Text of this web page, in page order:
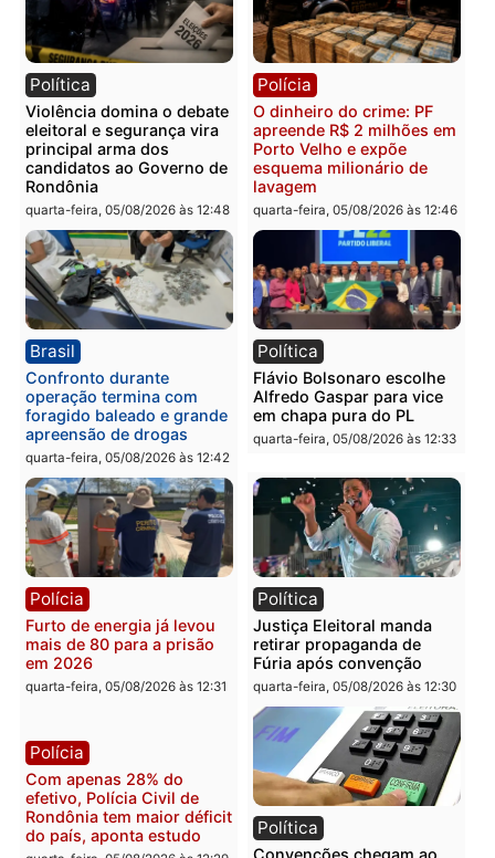
Política
Jônatas França é aprovado
na convenção e
confirmado candidato a
deputado federal pelo
Republicanos
quarta-feira, 05/08/2026 às 15:52
Brasil
TCE reúne candidatos ao
Governo e apresenta
diagnóstico que pode
mudar os rumos de
Rondônia
quarta-feira, 05/08/2026 às
Política
Violência domina o debate
eleitoral e segurança vira
principal arma dos
candidatos ao Governo de
Rondônia
quarta-feira, 05/08/2026 às 12:48
Polícia
O dinheiro do crime: PF
apreende R$ 2 milhões
Porto Velho e expõe
esquema milionário de
lavagem
quarta-feira, 05/08/2026 às
Brasil
Confronto durante
operação termina com
foragido baleado e grande
apreensão de drogas
Política
Flávio Bolsonaro escolhe
Alfredo Gaspar para vice
em chapa pura do PL
quarta-feira, 05/08/2026 às